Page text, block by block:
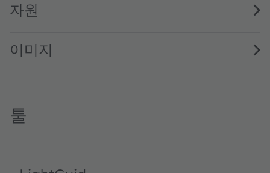
자원
이미지
툴